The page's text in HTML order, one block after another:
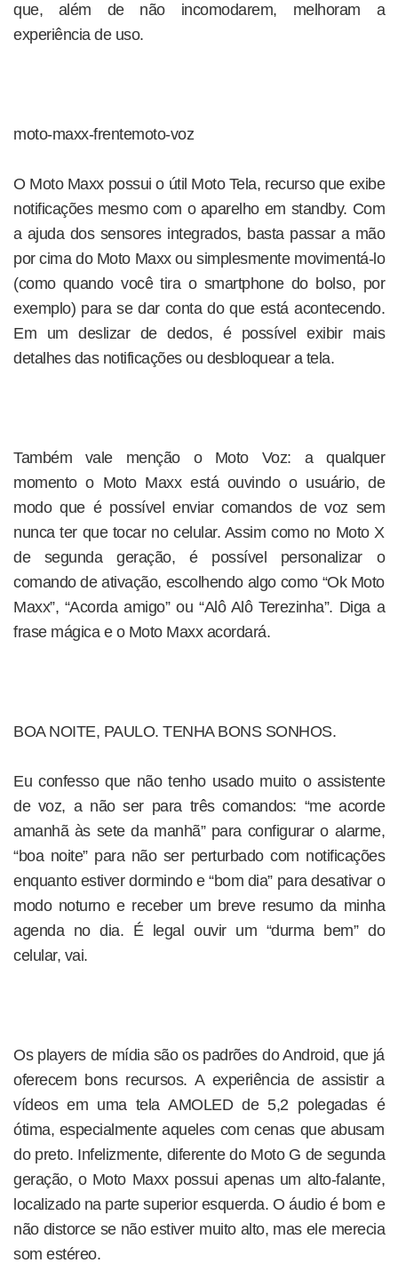
que, além de não incomodarem, melhoram a
experiência de uso.
moto-maxx-frentemoto-voz
O Moto Maxx possui o útil Moto Tela, recurso que exibe
notificações mesmo com o aparelho em standby. Com
a ajuda dos sensores integrados, basta passar a mão
por cima do Moto Maxx ou simplesmente movimentá-lo
(como quando você tira o smartphone do bolso, por
exemplo) para se dar conta do que está acontecendo.
Em um deslizar de dedos, é possível exibir mais
detalhes das notificações ou desbloquear a tela.
Também vale menção o Moto Voz: a qualquer
momento o Moto Maxx está ouvindo o usuário, de
modo que é possível enviar comandos de voz sem
nunca ter que tocar no celular. Assim como no Moto X
de segunda geração, é possível personalizar o
comando de ativação, escolhendo algo como “Ok Moto
Maxx”, “Acorda amigo” ou “Alô Alô Terezinha”. Diga a
frase mágica e o Moto Maxx acordará.
BOA NOITE, PAULO. TENHA BONS SONHOS.
Eu confesso que não tenho usado muito o assistente
de voz, a não ser para três comandos: “me acorde
amanhã às sete da manhã” para configurar o alarme,
“boa noite” para não ser perturbado com notificações
enquanto estiver dormindo e “bom dia” para desativar o
modo noturno e receber um breve resumo da minha
agenda no dia. É legal ouvir um “durma bem” do
celular, vai.
Os players de mídia são os padrões do Android, que já
oferecem bons recursos. A experiência de assistir a
vídeos em uma tela AMOLED de 5,2 polegadas é
ótima, especialmente aqueles com cenas que abusam
do preto. Infelizmente, diferente do Moto G de segunda
geração, o Moto Maxx possui apenas um alto-falante,
localizado na parte superior esquerda. O áudio é bom e
não distorce se não estiver muito alto, mas ele merecia
som estéreo.